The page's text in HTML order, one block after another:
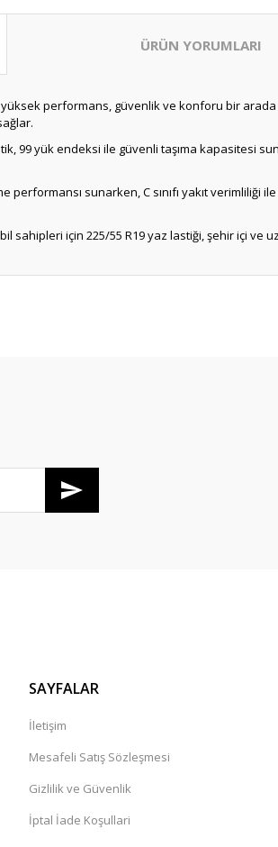
ÜRÜN YORUMLARI
yüksek performans, güvenlik ve konforu bir
99 yük endeksi ile güvenli taşıma kapasitesi
performansı sunarken, C sınıfı yakıt
için 225/55 R19 yaz lastiği, şehir içi ve
SAYFALAR
İletişim
Mesafeli Satış Sözleşmesi
Gizlilik ve Güvenlik
İptal İade Koşullari